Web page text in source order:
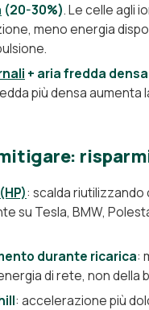
(20-30%). Le celle agli
meno energia
+ aria fredda densa
più densa
risparmi
: scalda
su Tesla, BMW,
durante ricarica:
di rete, non della
: accelerazione più